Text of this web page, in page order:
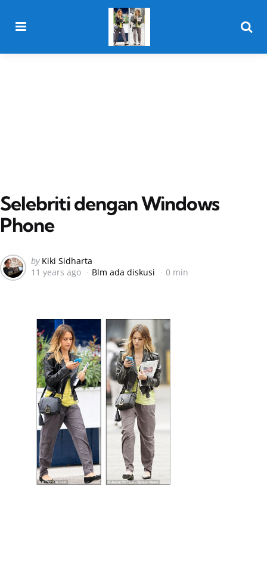
Selebriti dengan Windows
Phone
Posted
by
by Kiki Sidharta
11 years ago
Blm ada diskusi 0 min